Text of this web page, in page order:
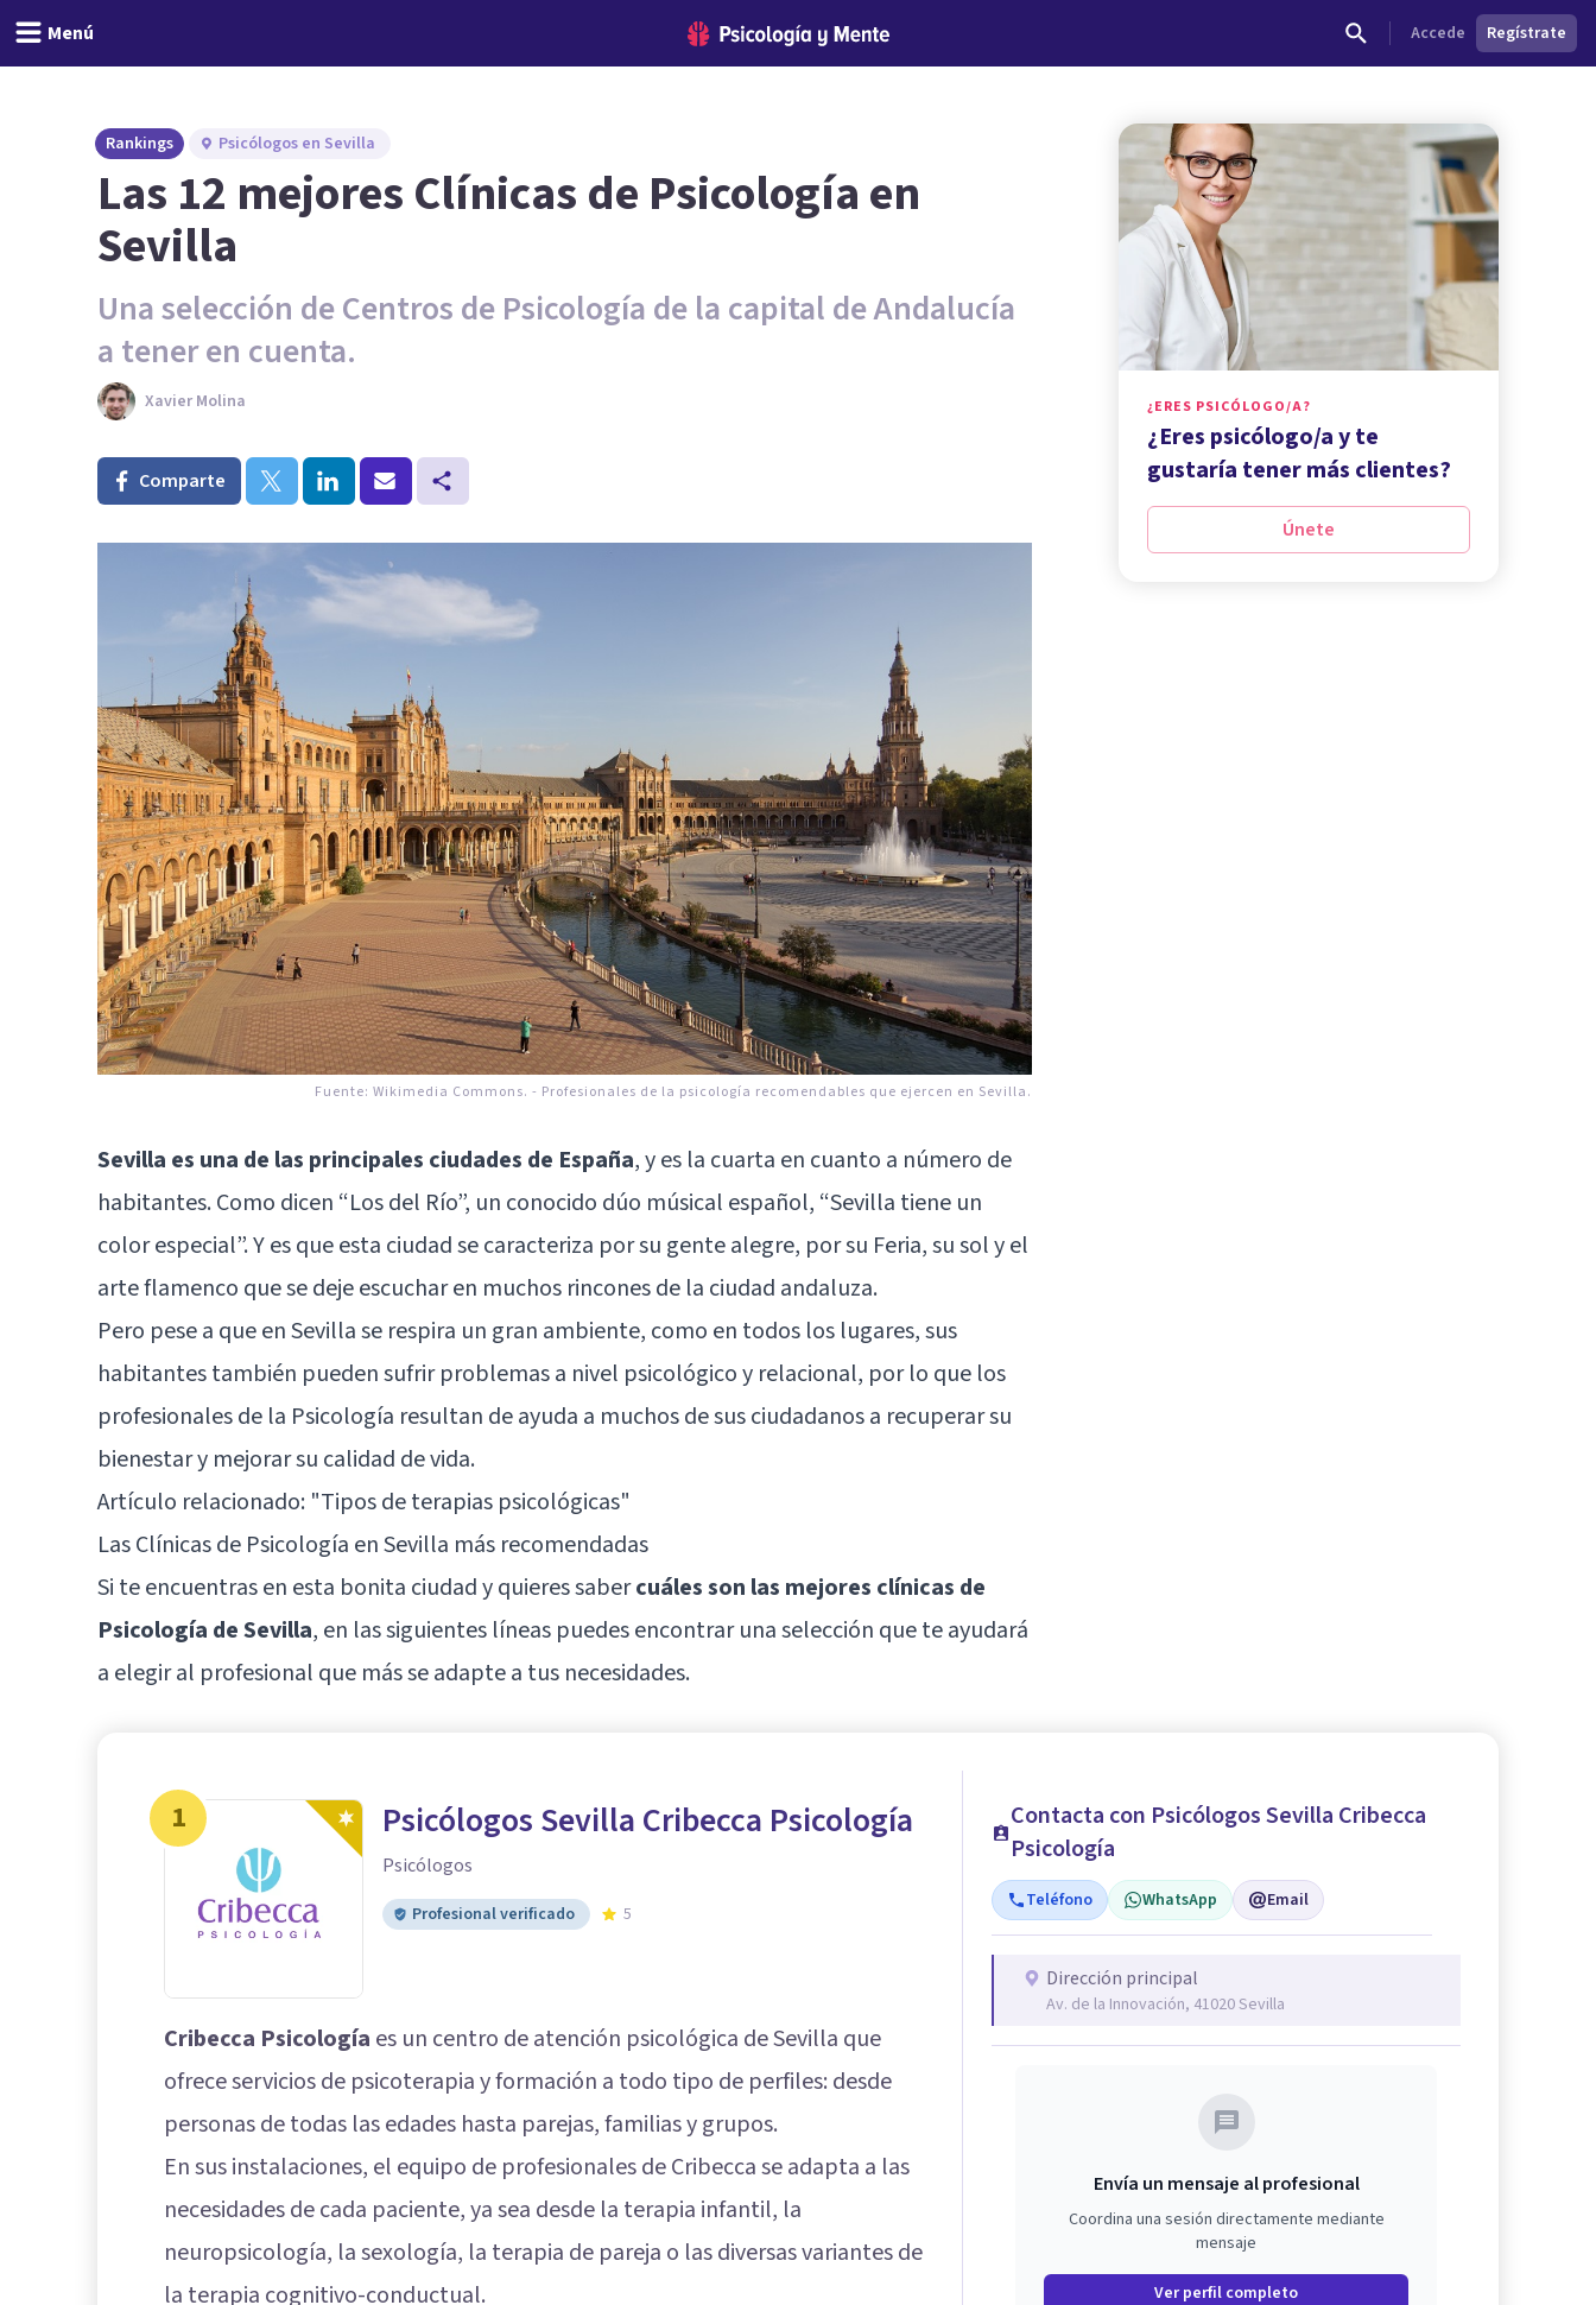
Menú Accede Regístrate
Rankings Psicólogos en Sevilla
Las 12 mejores Clínicas de Psicología en
Sevilla
Una selección de Centros de Psicología de la capital de Andalucía
a tener en cuenta.
Xavier Molina
Comparte
Fuente: Wikimedia Commons. - Profesionales de la psicología recomendables que ejercen en Sevilla.
Sevilla es una de las principales ciudades de España, y es la cuarta en cuanto a número de
habitantes. Como dicen “Los del Río”, un conocido dúo músical español, “Sevilla tiene un
color especial”. Y es que esta ciudad se caracteriza por su gente alegre, por su Feria, su sol y el
arte flamenco que se deje escuchar en muchos rincones de la ciudad andaluza.
Pero pese a que en Sevilla se respira un gran ambiente, como en todos los lugares, sus
habitantes también pueden sufrir problemas a nivel psicológico y relacional, por lo que los
profesionales de la Psicología resultan de ayuda a muchos de sus ciudadanos a recuperar su
bienestar y mejorar su calidad de vida.
Artículo relacionado: "Tipos de terapias psicológicas"
Las Clínicas de Psicología en Sevilla más recomendadas
Si te encuentras en esta bonita ciudad y quieres sabercuáles son las mejores clínicas de
Psicología de Sevilla, en las siguientes líneas puedes encontrar una selección que te ayudará
a elegir al profesional que más se adapte a tus necesidades.
¿ERES PSICÓLOGO/A?
¿Eres psicólogo/a y te
gustaría tener más clientes?
Únete
1 Psicólogos Sevilla Cribecca Psicología
Psicólogos
Profesional verificado 5
Cribecca Psicología es un centro de atención psicológica de Sevilla que
ofrece servicios de psicoterapia y formación a todo tipo de perfiles: desde
personas de todas las edades hasta parejas, familias y grupos.
En sus instalaciones, el equipo de profesionales de Cribecca se adapta a las
necesidades de cada paciente, ya sea desde la terapia infantil, la
neuropsicología, la sexología, la terapia de pareja o las diversas variantes de
la terapia cognitivo-conductual.
Contacta con Psicólogos Sevilla Cribecca
Psicología
Teléfono WhatsApp Email
Dirección principal
Av. de la Innovación, 41020 Sevilla
Envía un mensaje al profesional
Coordina una sesión directamente mediante
mensaje
Ver perfil completo